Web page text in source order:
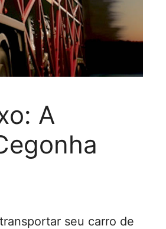
A
seu carro de